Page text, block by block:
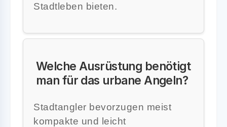
Stadtleben bieten.
Welche Ausrüstung benötigt
man für das urbane Angeln?
Stadtangler bevorzugen meist
kompakte und leicht